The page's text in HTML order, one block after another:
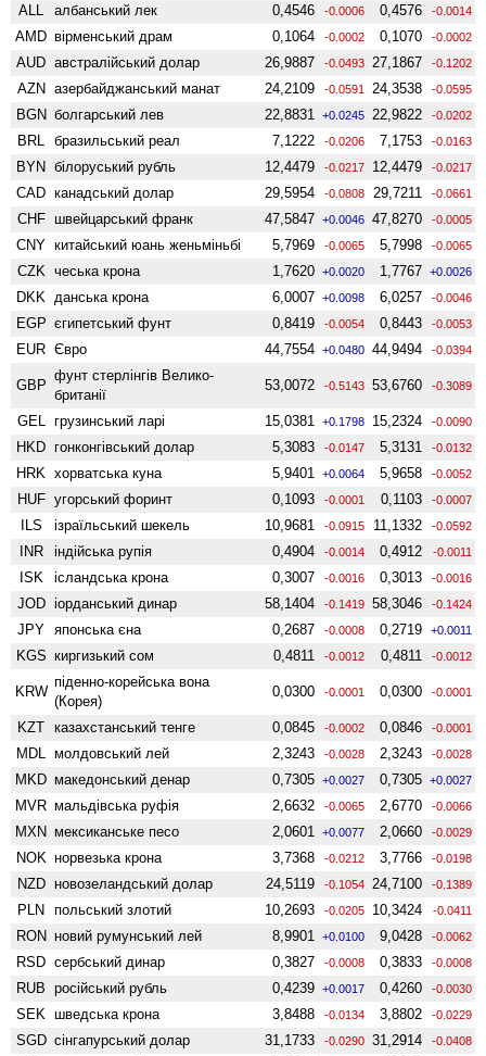
ALL албанський лек 0,4546 -0.0006 0,4576 -0.0014
AMD вiрменський драм 0,1064 -0.0002 0,1070 -0.0002
AUD австралійський долар 26,9887 -0.0493 27,1867 -0.1202
AZN азербайджанський манат 24,2109 -0.0591 24,3538 -0.0595
BGN болгарський лев 22,8831 +0.0245 22,9822 -0.0202
BRL бразильський реал 7,1222 -0.0206 7,1753 -0.0163
BYN білоруський рубль 12,4479 -0.0217 12,4479 -0.0217
CAD канадський долар 29,5954 -0.0808 29,7211 -0.0661
CHF швейцарський франк 47,5847 +0.0046 47,8270 -0.0005
CNY китайський юань женьмiньбi 5,7969 -0.0065 5,7998 -0.0065
CZK чеська крона 1,7620 +0.0020 1,7767 +0.0026
DKK данська крона 6,0007 +0.0098 6,0257 -0.0046
EGP єгипетський фунт 0,8419 -0.0054 0,8443 -0.0053
EUR Євро 44,7554 +0.0480 44,9494 -0.0394
GBP
фунт стерлінгів Велико­
британії
53,0072 -0.5143 53,6760 -0.3089
GEL грузинський ларі 15,0381 +0.1798 15,2324 -0.0090
HKD гонконгівський долар 5,3083 -0.0147 5,3131 -0.0132
HRK хорватська куна 5,9401 +0.0064 5,9658 -0.0052
HUF угорський форинт 0,1093 -0.0001 0,1103 -0.0007
ILS ізраїльський шекель 10,9681 -0.0915 11,1332 -0.0592
INR індійська рупія 0,4904 -0.0014 0,4912 -0.0011
ISK ісландська крона 0,3007 -0.0016 0,3013 -0.0016
JOD іорданський динар 58,1404 -0.1419 58,3046 -0.1424
JPY японська єна 0,2687 -0.0008 0,2719 +0.0011
KGS киргизький сом 0,4811 -0.0012 0,4811 -0.0012
KRW
піденно-корейська вона
(Корея)
0,0300 -0.0001 0,0300 -0.0001
KZT казахстанський тенге 0,0845 -0.0002 0,0846 -0.0001
MDL молдовський лей 2,3243 -0.0028 2,3243 -0.0028
MKD македонський денар 0,7305 +0.0027 0,7305 +0.0027
MVR мальдівська руфія 2,6632 -0.0065 2,6770 -0.0066
MXN мексиканське песо 2,0601 +0.0077 2,0660 -0.0029
NOK норвезька крона 3,7368 -0.0212 3,7766 -0.0198
NZD ново­зеландський долар 24,5119 -0.1054 24,7100 -0.1389
PLN польський злотий 10,2693 -0.0205 10,3424 -0.0411
RON новий румунський лей 8,9901 +0.0100 9,0428 -0.0062
RSD сербський динар 0,3827 -0.0008 0,3833 -0.0008
RUB російський рубль 0,4239 +0.0017 0,4260 -0.0030
SEK шведська крона 3,8488 -0.0134 3,8802 -0.0229
SGD сінгапурський долар 31,1733 -0.0290 31,2914 -0.0408